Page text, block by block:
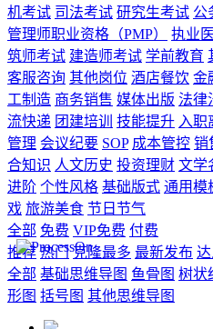
机考试 司法考试 研究生考试 公
管理师职业资格（PMP）
执业
筑师考试 建造师考试 学前教育
客服咨询 其他岗位 酒店餐饮 金
工制造 商务销售 媒体出版 法律
流快递 团建培训 技能提升 入职
管理 会议纪要 SOP 成本管控 销
合知识 人文历史 投资理财 文学
进阶 个性风格 基础版式 通用模
戏 旅游美食 节日节气
全部 免费 VIP免费 付费
推荐 热门 克隆最多 最新发布
全部 基础思维导图 鱼骨图 树状
形图 括号图 其他思维导图